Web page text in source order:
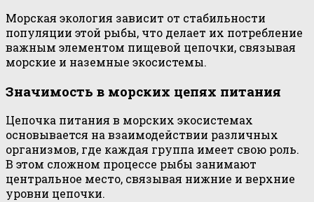
Морская экология зависит от стабильности
популяции этой рыбы, что делает их потребление
важным элементом пищевой цепочки, связывая
морские и наземные экосистемы.
Значимость в морских цепях питания
Цепочка питания в морских экосистемах
основывается на взаимодействии различных
организмов, где каждая группа имеет свою роль.
В этом сложном процессе рыбы занимают
центральное место, связывая нижние и верхние
уровни цепочки.